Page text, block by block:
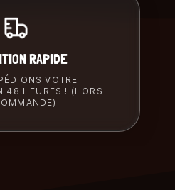
RAPIDE
VOTRE
48 HEURES ! (HORS